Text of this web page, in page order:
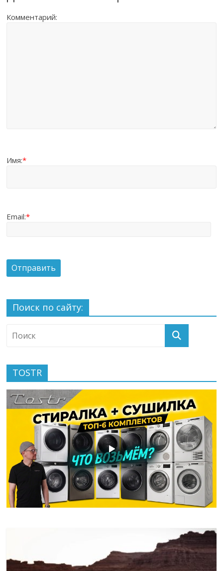
Комментарий:
Имя:*
Email:*
Поиск по сайту:
TOSTR